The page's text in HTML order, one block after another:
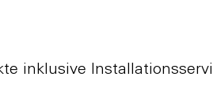
inklusive